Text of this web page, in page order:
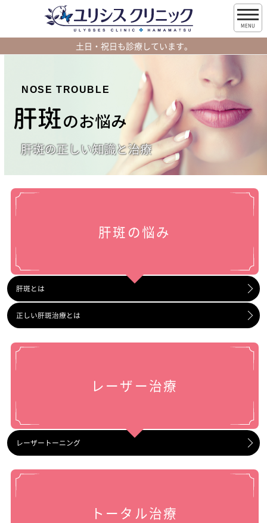
土日・祝日も診療しています。
MENU
NOSE TROUBLE
肝斑のお悩み
肝斑の正しい知識と治療
肝斑の悩み
肝斑とは
正しい肝斑治療とは
レーザー治療
レーザートーニング
トータル治療